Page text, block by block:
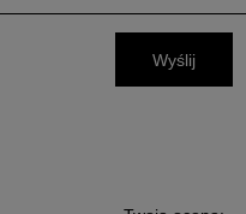
Wyślij